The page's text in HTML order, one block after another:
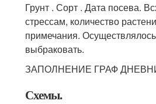
Грунт . Сорт . Дата посева.
стрессам, количество
примечания.
выбраковать.
ЗАПОЛНЕНИЕ ГРАФ
Схемы.